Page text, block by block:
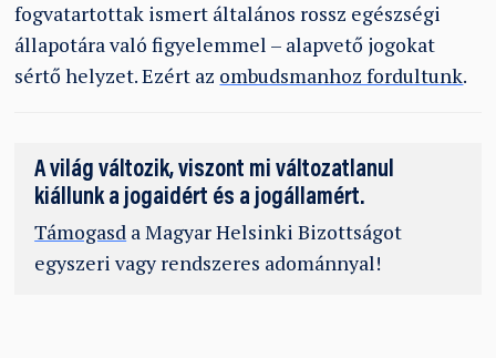
fogvatartottak ismert általános rossz egészségi
állapotára való figyelemmel – alapvető jogokat
sértő helyzet. Ezért az ombudsmanhoz fordultunk.
A világ változik, viszont mi változatlanul
kiállunk a jogaidért és a jogállamért.
Támogasd a Magyar Helsinki Bizottságot
egyszeri vagy rendszeres adománnyal!